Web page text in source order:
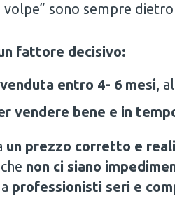
volpe” sono sempre
fattore decisivo:
entro 4- 6 mesi,
vendere bene e in
un prezzo corretto e
non ci siano
professionisti seri e